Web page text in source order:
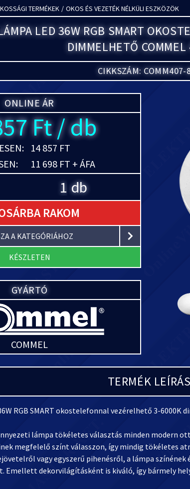
TERMÉKEK / OKOS ÉS VEZETÉK NÉLKÜLI ESZKÖZÖK
LED 36W RGB SMART
DIMMELHETŐ
CIKKSZÁM: COMM407-
ONLINE ÁR
Ft / db
14 857 FT
11 698 FT + ÁFA
db
RAKOM
A KATEGÓRIÁHOZ
KÉSZLETEN
GYÁRTÓ
COMMEL
TERMÉK LEÍRÁS
RGB SMART okostelefonnal vezérelhető 3-6000K
lámpa tökéletes választás minden modern
megfelelő színt válasszon, így mindig tökéletes
vagy egyszerű pihenésről, a lámpa
Emellett dekorvilágításként is kiváló, így bármely